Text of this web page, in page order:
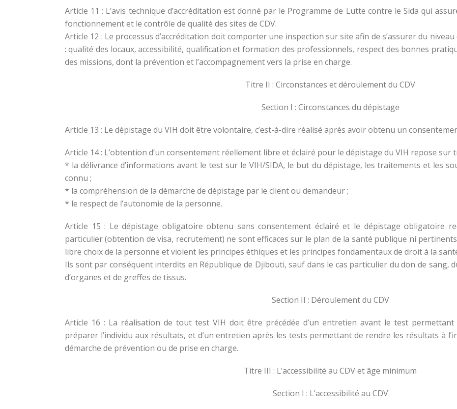
Article 11 : L’avis technique d’accréditation est donné par le Programme de Lutte contre le Sida qui
fonctionnement et le contrôle de qualité des sites de CDV.
Article 12 : Le processus d’accréditation doit comporter une inspection sur site afin de s’assurer du
: qualité des locaux, accessibilité, qualification et formation des professionnels, respect des bonnes
des missions, dont la prévention et l’accompagnement vers la prise en charge.
Titre II : Circonstances et déroulement du CDV
Section I : Circonstances du dépistage
Article 13 : Le dépistage du VIH doit être volontaire, c’est-à-dire réalisé après avoir obtenu un
Article 14 : L’obtention d’un consentement réellement libre et éclairé pour le dépistage du VIH repose sur
* la délivrance d’informations avant le test sur le VIH/SIDA, le but du dépistage, les traitements et les
connu ;
* la compréhension de la démarche de dépistage par le client ou demandeur ;
* le respect de l’autonomie de la personne.
Article 15 : Le dépistage obligatoire obtenu sans consentement éclairé et le dépistage obligatoire
particulier (obtention de visa, recrutement) ne sont efficaces sur le plan de la santé publique ni
libre choix de la personne et violent les principes éthiques et les principes fondamentaux de droit à la
Ils sont par conséquent interdits en République de Djibouti, sauf dans le cas particulier du don de sang,
d’organes et de greffes de tissus.
Section II : Déroulement du CDV
Article 16 : La réalisation de tout test VIH doit être précédée d’un entretien avant le test permettant
préparer l’individu aux résultats, et d’un entretien après les tests permettant de rendre les résultats à
démarche de prévention ou de prise en charge.
Titre III : L’accessibilité au CDV et âge minimum
Section I : L’accessibilité au CDV